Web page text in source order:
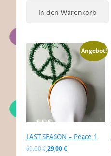
In den Warenkorb
Angebot!
LAST SEASON – Peace 1
69,00€Ursprünglicher
29,00€Aktueller